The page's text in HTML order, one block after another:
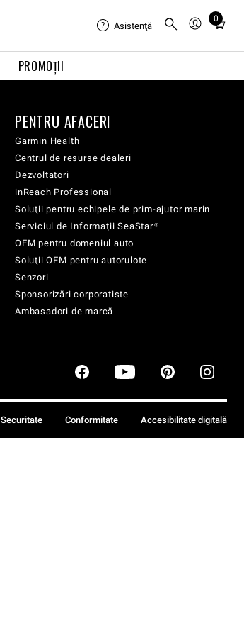
PROMOȚII
Asistenţă
0
Total
cart:
PENTRU AFACERI
Garmin Health
Centrul de resurse dealeri
Dezvoltatori
inReach Professional
Soluţii pentru echipele de prim-ajutor marin
Serviciul de Informații SeaStar®
OEM pentru domeniul auto
Soluţii OEM pentru autorulote
Senzori
Sponsorizări corporatiste
Ambasadori de marcă
Securitate Conformitate Accesibilitate digitală